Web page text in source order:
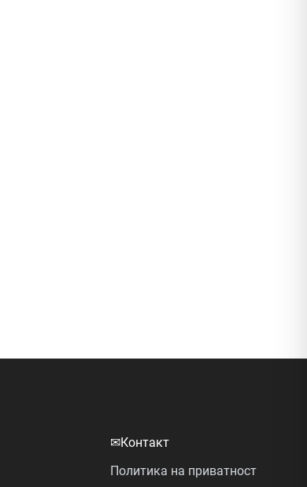
✉Контакт
Политика на приватност